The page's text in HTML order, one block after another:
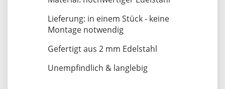
Lieferung: in einem Stück - keine
Montage notwendig
Gefertigt aus 2 mm Edelstahl
Unempfindlich & langlebig